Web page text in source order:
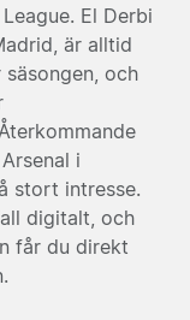
El Derbi
är alltid
och
i
stort intresse.
digitalt, och
får du direkt